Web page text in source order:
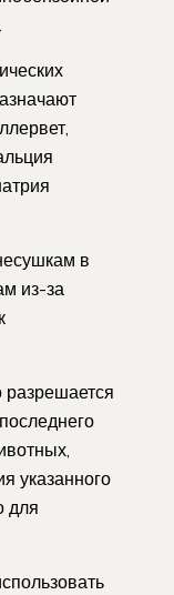
в
из-за
указанного
для